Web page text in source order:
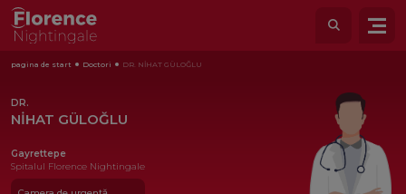
pagina de start Doctori DR. NİHAT GÜLOĞLU
DR.
NİHAT GÜLOĞLU
Gayrettepe
Spitalul Florence Nightingale